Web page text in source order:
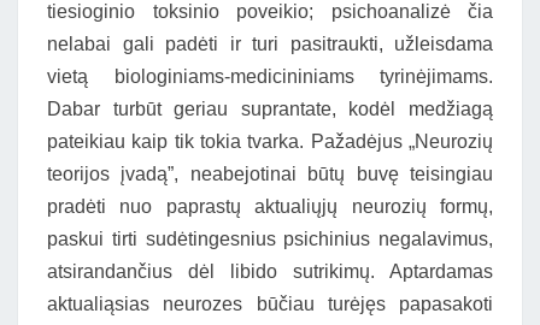
tiesioginio toksinio poveikio; psichoanalizė čia
nelabai gali padėti ir turi pasitraukti, užleisdama
vietą biologiniams-medicininiams tyrinėjimams.
Dabar turbūt geriau suprantate, kodėl medžiagą
pateikiau kaip tik tokia tvarka. Pažadėjus „Neurozių
teorijos įvadą”, neabejotinai būtų buvę teisingiau
pradėti nuo paprastų aktualiųjų neurozių formų,
paskui tirti sudėtingesnius psichinius negalavimus,
atsirandančius dėl libido sutrikimų. Aptardamas
aktualiąsias neurozes būčiau turėjęs papasakoti